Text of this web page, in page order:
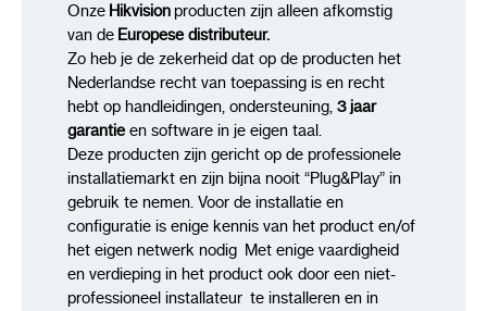
meegeleverd:
Voeding: 12 V DC / 3.33 A (adapter
meegeleverd)
Ondersteunde talen: Engels, Nederlands.
SAP Code: 303608344
Onze Hikvisionproducten zijn alleen afkomstig
van de Europese distributeur.
Zo heb je de zekerheid dat op de producten het
Nederlandse recht van toepassing is en recht
hebt op handleidingen, ondersteuning, 3 jaar
garantieen software in je eigen taal.
Deze producten zijn gericht op de professionele
installatiemarkt en zijn bijna nooit “Plug&Play” in
gebruik te nemen. Voor de installatie en
configuratie is enige kennis van het product en/of
het eigen netwerk nodig Met enige vaardigheid
en verdieping in het product ook door een niet-
professioneel installateur te installeren en in